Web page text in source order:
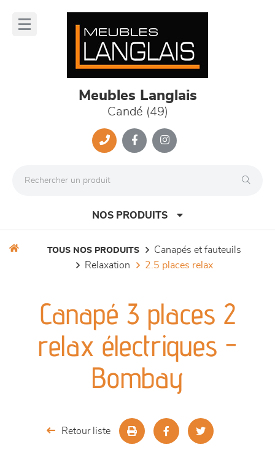
Meubles Langlais
Candé (49)
NOS PRODUITS
séjours
meubles de complément
chambres et dressing
TOUS NOS PRODUITS
canapés et fauteuils
relaxation
2.5 places relax
Canapé 3 places 2
relax électriques -
Bombay
Retour liste